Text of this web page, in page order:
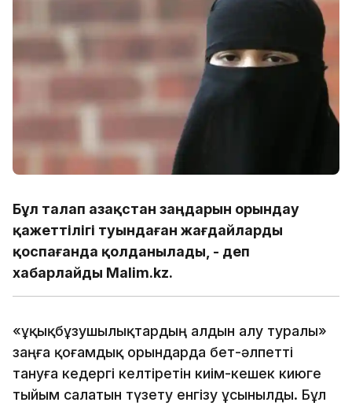
Бұл талап Қазақстан заңдарын орындау
қажеттілігі туындаған жағдайларды
қоспағанда қолданылады, - деп
хабарлайды Malim.kz.
«Құқықбұзушылықтардың алдын алу туралы»
заңға қоғамдық орындарда бет-әлпетті
тануға кедергі келтіретін киім-кешек киюге
тыйым салатын түзету енгізу ұсынылды. Бұл